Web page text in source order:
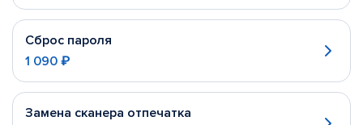
Сброс пароля
1 090 ₽
Замена сканера отпечатка